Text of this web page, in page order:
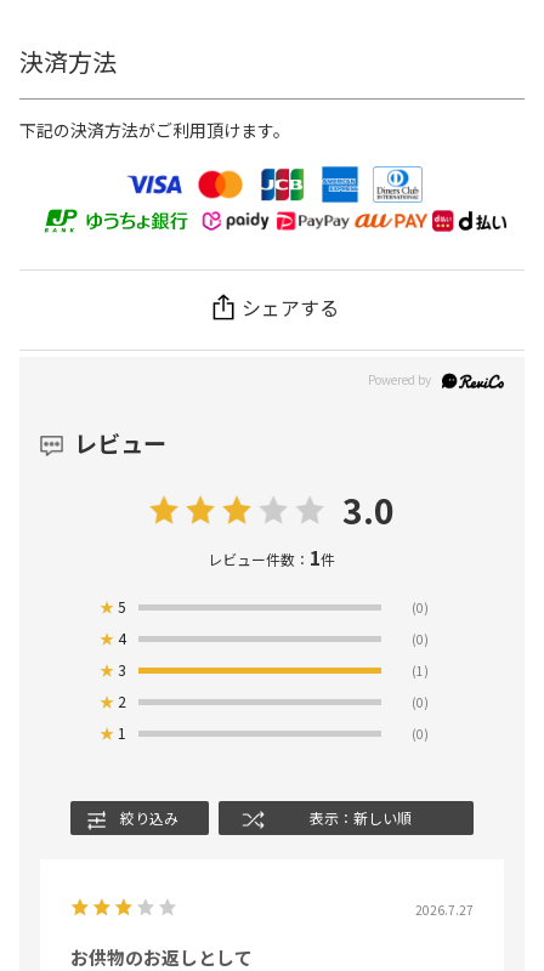
決済方法
下記の決済方法がご利用頂けます。
シェアする
レビュー
3.0
レビュー件数： 1件
★5 (0)
★4 (0)
★3 (1)
★ 2 (0)
★ 1 (0)
絞り込み 表示：新しい順
2026.7.27
お供物のお返しとして